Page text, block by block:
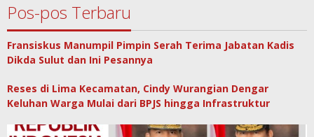
Pos-pos Terbaru
Fransiskus Manumpil Pimpin Serah Terima Jabatan Kadis
Dikda Sulut dan Ini Pesannya
Reses di Lima Kecamatan, Cindy Wurangian Dengar
Keluhan Warga Mulai dari BPJS hingga Infrastruktur